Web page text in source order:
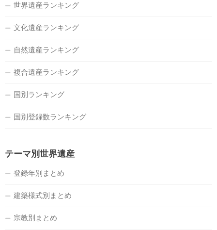
世界遺産ランキング
文化遺産ランキング
自然遺産ランキング
複合遺産ランキング
国別ランキング
国別登録数ランキング
テーマ別世界遺産
登録年別まとめ
建築様式別まとめ
宗教別まとめ